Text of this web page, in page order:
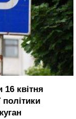
16 квітня